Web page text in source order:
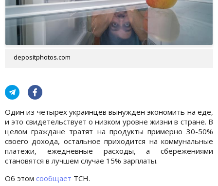
depositphotos.com
Один из четырех украинцев вынужден экономить на еде,
и это свидетельствует о низком уровне жизни в стране. В
целом граждане тратят на продукты примерно 30-50%
своего дохода, остальное приходится на коммунальные
платежи, ежедневные расходы, а сбережениями
становятся в лучшем случае 15% зарплаты.
Об этом сообщает ТСН.